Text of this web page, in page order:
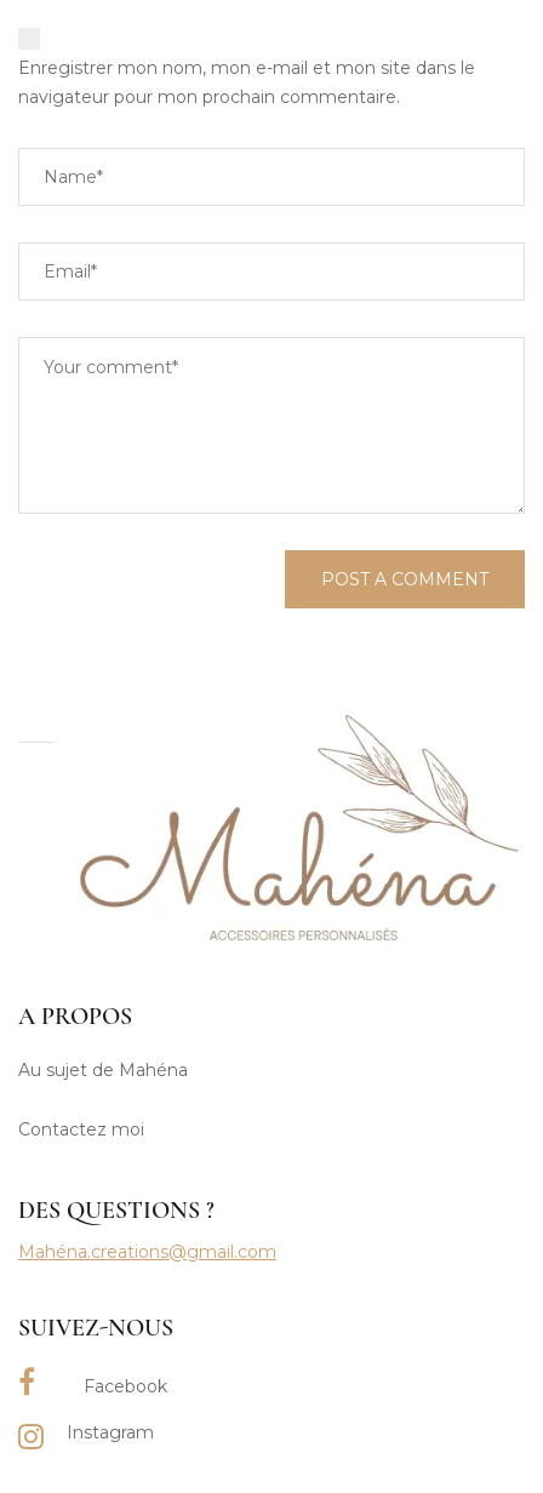
Enregistrer mon nom, mon e-mail et mon site dans le
navigateur pour mon prochain commentaire.
A PROPOS
Au sujet de Mahéna
Contactez moi
DES QUESTIONS ?
Mahéna.creations@gmail.com
SUIVEZ-NOUS
Facebook
Instagram